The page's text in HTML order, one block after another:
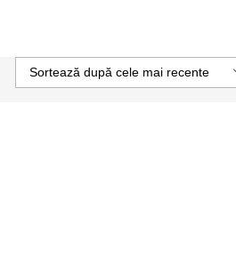
Sortează după cele mai recente